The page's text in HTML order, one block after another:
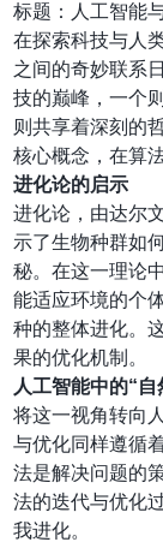
标题：人工智能
在探索科技与人
之间的奇妙联系
技的巅峰，一个
则共享着深刻的
核心概念，在算
进化论的启示
进化论，由达尔
示了生物种群如
秘。在这一理论
能适应环境的个
种的整体进化。
果的优化机制。
人工智能中的“自
将这一视角转向
与优化同样遵循
法是解决问题的
法的迭代与优化
我进化。